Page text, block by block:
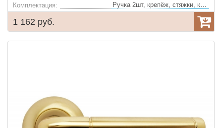
Комплектация: Ручка 2шт, крепёж, стяжки, квадрат
1 162 руб.